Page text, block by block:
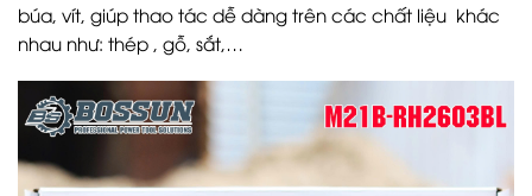
búa, vít, giúp thao tác dễ dàng trên các chất liệu khác
nhau như: thép , gỗ, sắt,…